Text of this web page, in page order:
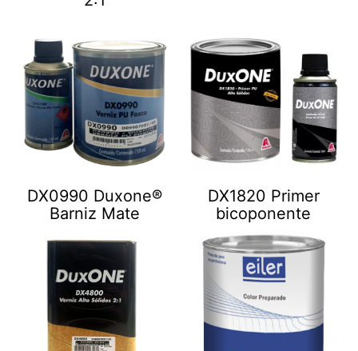
DX0990 Duxone®
Barniz Mate
DX1820 Primer
bicoponente